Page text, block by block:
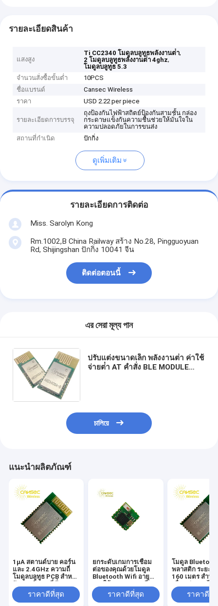
รายละเอียดสินค้า
แสงสูง
Ti CC2340 โมดูลบลูทูธพลังงานต่ํา,
2 โมดูลบลูทูธพลังงานต่ํา 4ghz,
โมดูลบลูทูธ 5.3
จำนวนสั่งซื้อขั้นต่ำ
10PCS
ชื่อแบรนด์
Cansec Wireless
ราคา
USD 2.22 per piece
รายละเอียดการบรรจุ
ถุงป้องกันไฟฟ้าสถิตย์ป้องกันสามชั้น กล่อง
กระดาษแข็งกันความชื้นช่วยให้มั่นใจใน
ความปลอดภัยในการขนส่ง
สถานที่กำเนิด
ปักกิ่ง
ดูเพิ่มเติม
รายละเอียดการติดต่อ
Miss. Sarolyn Kong
Rm.1002,B China Railway สร้าง No.28, Pingguoyuan
Rd, Shijingshan ปักกิ่ง 10041 จีน
ติดต่อตอนนี้
এর সেরা মূল্য পান
ปรับแต่งขนาดเล็ก พลังงานต่ํา ค่าใช้
จ่ายต่ํา AT คําสั่ง BLE MODULE
চালিয়ে
แนะนำผลิตภัณฑ์
1μA สตานด์บาย คอร์น
และ 2.4GHz ความถี่
โมดูลบลูทูธ PCB สําห
ราคาดีที่สุด
ยกระดับเกมการเชื่อม
ต่อของคุณด้วยโมดูล
Bluetooth Wifi อายุ
สูงสุด 8 ชั่วโมง
ราคาดีที่สุด
โมดูล
พลาสติก ระยะสู
160 เมตร สำหรั
ราคาดีที่